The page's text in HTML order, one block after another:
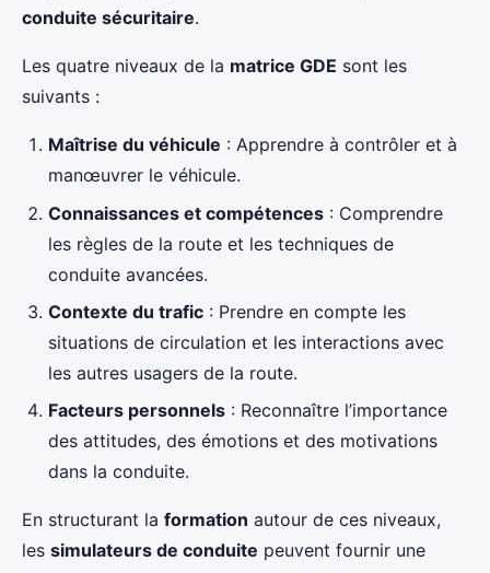
conduite sécuritaire.
Les quatre niveaux de la matrice GDE sont les
suivants :
Maîtrise du véhicule : Apprendre à contrôler et à
manœuvrer le véhicule.
Connaissances et compétences : Comprendre
les règles de la route et les techniques de
conduite avancées.
Contexte du trafic : Prendre en compte les
situations de circulation et les interactions avec
les autres usagers de la route.
Facteurs personnels : Reconnaître l’importance
des attitudes, des émotions et des motivations
dans la conduite.
En structurant la formation autour de ces niveaux,
les simulateurs de conduite peuvent fournir une